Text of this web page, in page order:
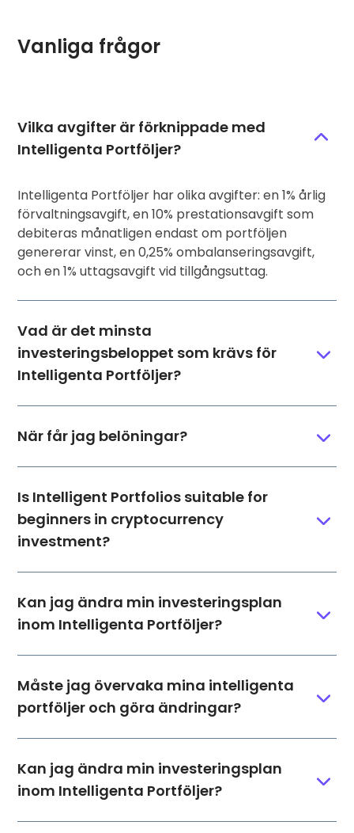
Vanliga frågor
Vilka avgifter är förknippade med
Intelligenta Portföljer?
Intelligenta Portföljer har olika avgifter: en 1% årlig
förvaltningsavgift, en 10% prestationsavgift som
debiteras månatligen endast om portföljen
genererar vinst, en 0,25% ombalanseringsavgift,
och en 1% uttagsavgift vid tillgångsuttag.
Vad är det minsta
investeringsbeloppet som krävs för
Intelligenta Portföljer?
När får jag belöningar?
Is Intelligent Portfolios suitable for
beginners in cryptocurrency
investment?
Kan jag ändra min investeringsplan
inom Intelligenta Portföljer?
Måste jag övervaka mina intelligenta
portföljer och göra ändringar?
Kan jag ändra min investeringsplan
inom Intelligenta Portföljer?